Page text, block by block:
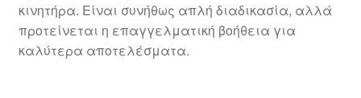
κινητήρα. Είναι συνήθως απλή διαδικασία, αλλά
προτείνεται η επαγγελματική βοήθεια για
καλύτερα αποτελέσματα.